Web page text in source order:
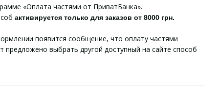
«Оплата частями от ПриватБанка».
активируется только для заказов от 8000 грн.
появится сообщение, что оплату частями
предложено выбрать другой доступный на сайте способ